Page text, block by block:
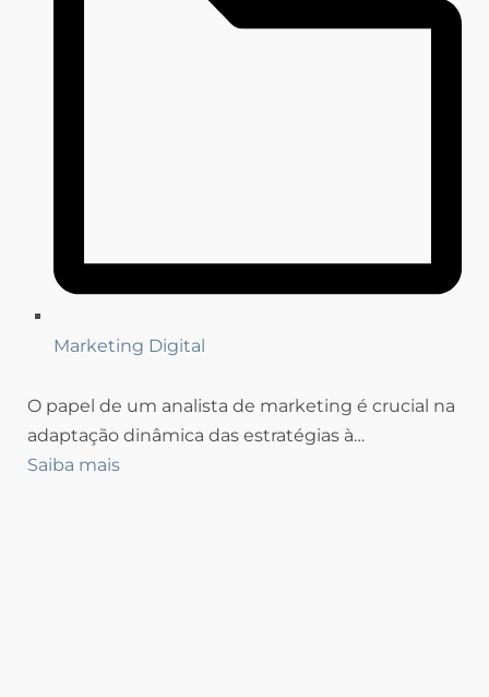
Marketing Digital
O papel de um analista de marketing é crucial na
adaptação dinâmica das estratégias à…
Saiba mais